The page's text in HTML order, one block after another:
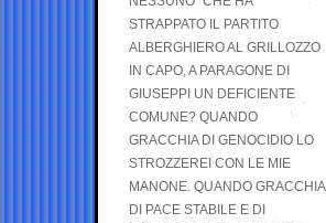
STRAPPATO IL PARTITO
ALBERGHIERO AL GRILLOZZO
IN CAPO, A PARAGONE DI
GIUSEPPI UN DEFICIENTE
COMUNE? QUANDO
GRACCHIA DI GENOCIDIO LO
STROZZEREI CON LE MIE
MANONE. QUANDO GRACCHIA
DI PACE STABILE E DI